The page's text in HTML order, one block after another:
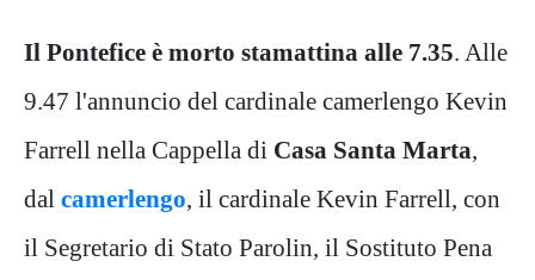
Il Pontefice è morto stamattina alle 7.35. Alle
9.47 l'annuncio del cardinale camerlengo Kevin
Farrell nella Cappella di Casa Santa Marta,
dal camerlengo, il cardinale Kevin Farrell, con
il Segretario di Stato Parolin, il Sostituto Pena